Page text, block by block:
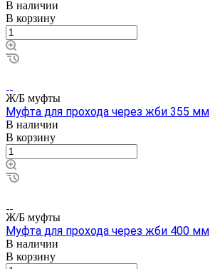
В наличии
В корзину
Ж/Б муфты
Муфта для прохода через жби 355 мм
В наличии
В корзину
Ж/Б муфты
Муфта для прохода через жби 400 мм
В наличии
В корзину